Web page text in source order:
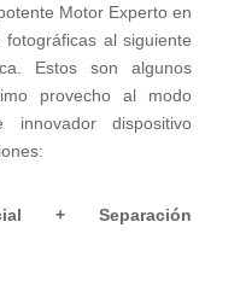
Motor Experto en
al siguiente
Estos son algunos
provecho al modo
dispositivo
+ Separación